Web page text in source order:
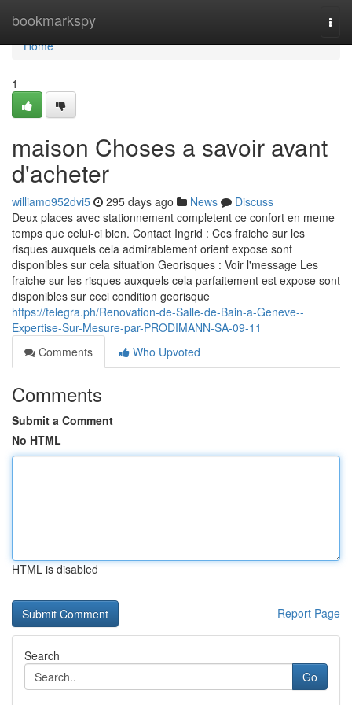
bookmarkspy
Home
Home
1
maison Choses a savoir avant
d'acheter
williamo952dvi5 295 days ago News
Discuss
Deux places avec stationnement completent ce confort en meme
temps que celui-ci bien. Contact Ingrid : Ces fraiche sur les
risques auxquels cela admirablement orient expose sont
disponibles sur cela situation Georisques : Voir l'message Les
fraiche sur les risques auxquels cela parfaitement est expose sont
disponibles sur ceci condition georisque
https://telegra.ph/Renovation-de-Salle-de-Bain-a-Geneve--
Expertise-Sur-Mesure-par-PRODIMANN-SA-09-11
Comments
Who Upvoted
Comments
Submit a Comment
No HTML
HTML is disabled
Report Page
Search
Go